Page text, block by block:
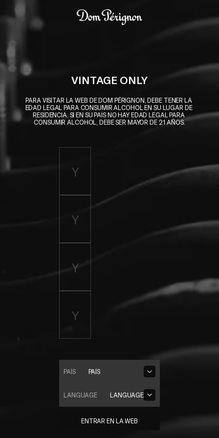
Skip to main content
VINTAGE ONLY
PARA VISITAR LA WEB DE DOM PÉRIGNON, DEBE TENER LA
EDAD LEGAL PARA CONSUMIR ALCOHOL EN SU LUGAR DE
RESIDENCIA. SI EN SU PAÍS NO HAY EDAD LEGAL PARA
CONSUMIR ALCOHOL, DEBE SER MAYOR DE 21 AÑOS.
PAÍS
PAÍS
LANGUAGE
LANGUAGE
ENTRAR EN LA WEB